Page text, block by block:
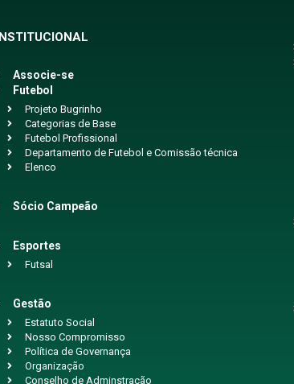
INSTITUCIONAL
Associe-se
Futebol
Projeto Bugrinho
Categorias de Base
Futebol Profissional
Departamento de Futebol e Comissão técnica
Elenco
Sócio Campeão
Esportes
Futsal
Gestão
Estatuto Social
Nosso Compromisso
Política de Governança
Organização
Conselho de Adminstração